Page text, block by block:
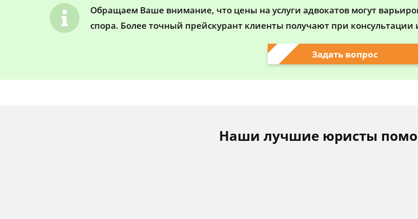
Обращаем Ваше внимание, что цены на услуги адвокатов могут
спора. Более точный прейскурант клиенты получают при консультации
Задать вопрос
Наши лучшие юристы